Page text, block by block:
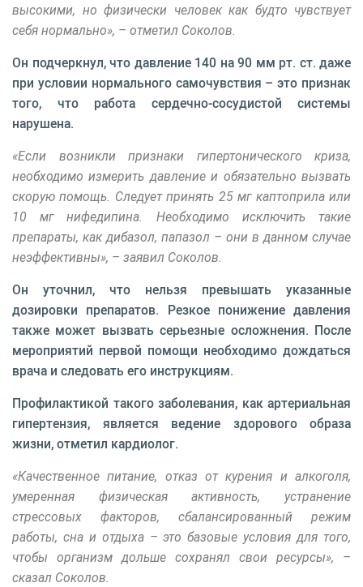
высокими, но физически человек как будто чувствует
себя нормально», – отметил Соколов.
Он подчеркнул, что давление 140 на 90 мм рт. ст. даже
при условии нормального самочувствия – это признак
того, что работа сердечно-сосудистой системы
нарушена.
«Если возникли признаки гипертонического криза,
необходимо измерить давление и обязательно вызвать
скорую помощь. Следует принять 25 мг каптоприла или
10 мг нифедипина. Необходимо исключить такие
препараты, как дибазол, папазол – они в данном случае
неэффективны», – заявил Соколов.
Он уточнил, что нельзя превышать указанные
дозировки препаратов. Резкое понижение давления
также может вызвать серьезные осложнения. После
мероприятий первой помощи необходимо дождаться
врача и следовать его инструкциям.
Профилактикой такого заболевания, как артериальная
гипертензия, является ведение здорового образа
жизни, отметил кардиолог.
«Качественное питание, отказ от курения и алкоголя,
умеренная физическая активность, устранение
стрессовых факторов, сбалансированный режим
работы, сна и отдыха – это базовые условия для того,
чтобы организм дольше сохранял свои ресурсы», –
сказал Соколов.